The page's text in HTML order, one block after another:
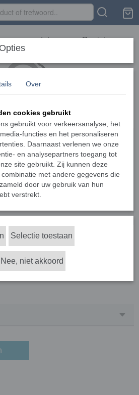
Inloggen Registreren
FaceShield Links BR-7
BR-7
Over
cookies gebruikt
gebruikt voor verkeersanalyse, het
functies en het personaliseren
Daarnaast verlenen we onze
en analysepartners toegang tot
site gebruikt. Zij kunnen deze
met andere gegevens die
door uw gebruik van hun
verstrekt.
Selectie toestaan
Nee, niet akkoord